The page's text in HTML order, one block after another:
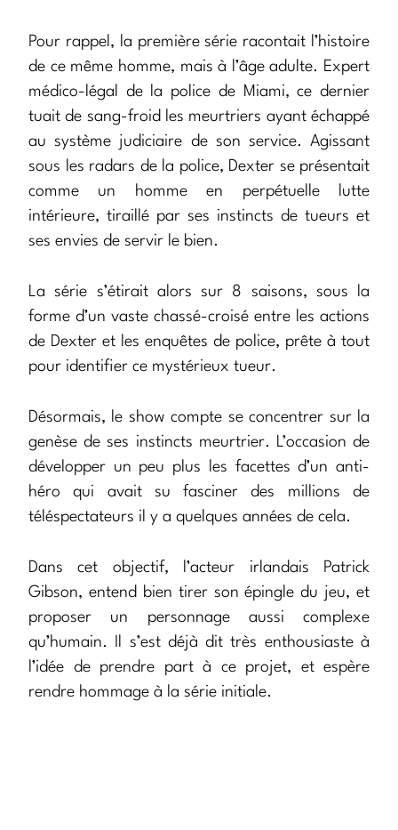
Pour rappel, la première série racontait l’histoire
de ce même homme, mais à l’âge adulte. Expert
médico-légal de la police de Miami, ce dernier
tuait de sang-froid les meurtriers ayant échappé
au système judiciaire de son service. Agissant
sous les radars de la police, Dexter se présentait
comme un homme en perpétuelle lutte
intérieure, tiraillé par ses instincts de tueurs et
ses envies de servir le bien.
La série s’étirait alors sur 8 saisons, sous la
forme d’un vaste chassé-croisé entre les actions
de Dexter et les enquêtes de police, prête à tout
pour identifier ce mystérieux tueur.
Désormais, le show compte se concentrer sur la
genèse de ses instincts meurtrier. L’occasion de
développer un peu plus les facettes d’un anti-
héro qui avait su fasciner des millions de
téléspectateurs il y a quelques années de cela.
Dans cet objectif, l’acteur irlandais Patrick
Gibson, entend bien tirer son épingle du jeu, et
proposer un personnage aussi complexe
qu’humain. Il s’est déjà dit très enthousiaste à
l’idée de prendre part à ce projet, et espère
rendre hommage à la série initiale.